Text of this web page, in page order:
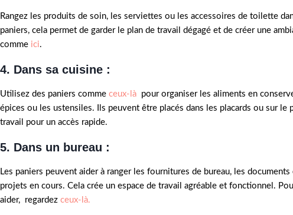
Rangez les produits de soin, les serviettes ou les accessoires de toilette
paniers, cela permet de garder le plan de travail dégagé et de créer une
comme ici.
4. Dans sa cuisine :
Utilisez des paniers comme ceux-là pour organiser les aliments en
épices ou les ustensiles. Ils peuvent être placés dans les placards ou sur le
travail pour un accès rapide.
5. Dans un bureau :
Les paniers peuvent aider à ranger les fournitures de bureau, les documents
projets en cours. Cela crée un espace de travail agréable et fonctionnel.
aider, regardez ceux-là.